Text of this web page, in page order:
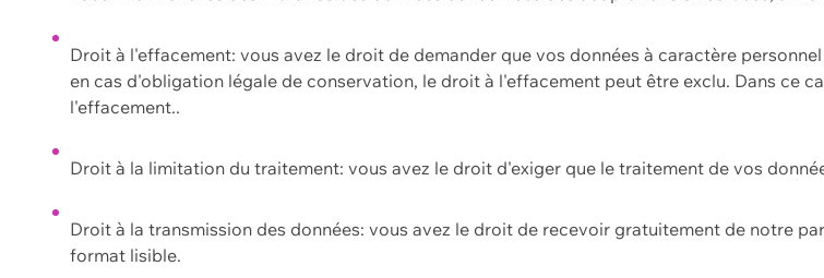
Droit à l'effacement: vous avez le droit de demander que vos données à caractère
en cas d'obligation légale de conservation, le droit à l'effacement peut être exclu. Dans ce
l'effacement..
Droit à la limitation du traitement: vous avez le droit d'exiger que le traitement de vos
Droit à la transmission des données: vous avez le droit de recevoir gratuitement de notre
format lisible.